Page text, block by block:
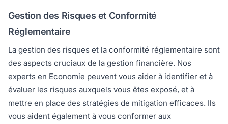
Gestion des Risques et Conformité
Réglementaire
La gestion des risques et la conformité réglementaire sont
des aspects cruciaux de la gestion financière. Nos
experts en Economie peuvent vous aider à identifier et à
évaluer les risques auxquels vous êtes exposé, et à
mettre en place des stratégies de mitigation efficaces. Ils
vous aident également à vous conformer aux